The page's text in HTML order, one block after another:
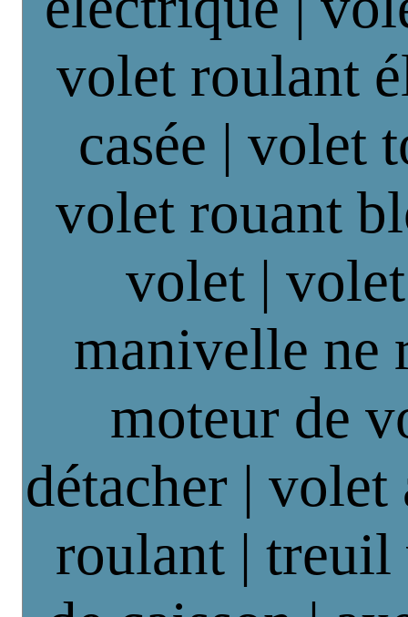
volet roulant
casée | volet
volet rouant
volet |
manivelle ne
moteur de
détacher | volet
roulant |